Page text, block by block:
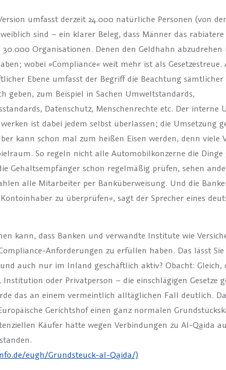
umfasst derzeit 24.000 natürliche Personen (von
sind – ein klarer Beleg, dass Männer das rabiatere
Organisationen. Denen den Geldhahn abzudrehen
wobei »Compliance« weit mehr ist als Gesetzestreue.
Ebene umfasst der Begriff die Beachtung sämtlicher
geben, zum Beispiel in Sachen Umweltstandards,
Datenschutz, Menschenrechte etc. Der interne
ist dabei jedem selbst überlassen; die Umsetzung
kann schon mal zum heißen Eisen werden, denn viele
So regeln nicht alle Automobilkonzerne die Dinge
Gehaltsempfänger schon regelmäßig prüfen, sehen
alle Mitarbeiter per Banküberweisung. Und die
zu überprüfen«, sagt der Sprecher eines
kann, dass Banken und verwandte Institute wie
Anforderungen zu erfüllen haben. Das lässt
auch nur im Inland geschäftlich aktiv? Obacht: Gleich,
oder Privatperson – die einschlägigen Gesetze
das an einem vermeintlich alltäglichen Fall deutlich.
Gerichtshof einen ganz normalen
Käufer hatte wegen Verbindungen zu Al-Qaida
eugh/Grundsteuck-al-Qaida/)